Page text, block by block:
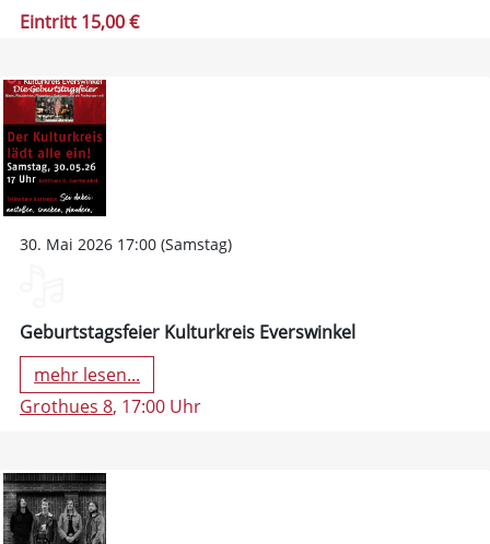
Eintritt 15,00 €
30. Mai 2026 17:00 (Samstag)
Geburtstagsfeier Kulturkreis Everswinkel
mehr lesen...
Grothues 8, 17:00 Uhr